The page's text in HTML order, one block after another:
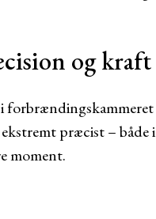
og kraft
præcist – både
moment.